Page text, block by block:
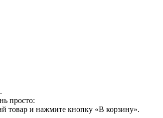
просто:
товар и нажмите кнопку «В корзину».